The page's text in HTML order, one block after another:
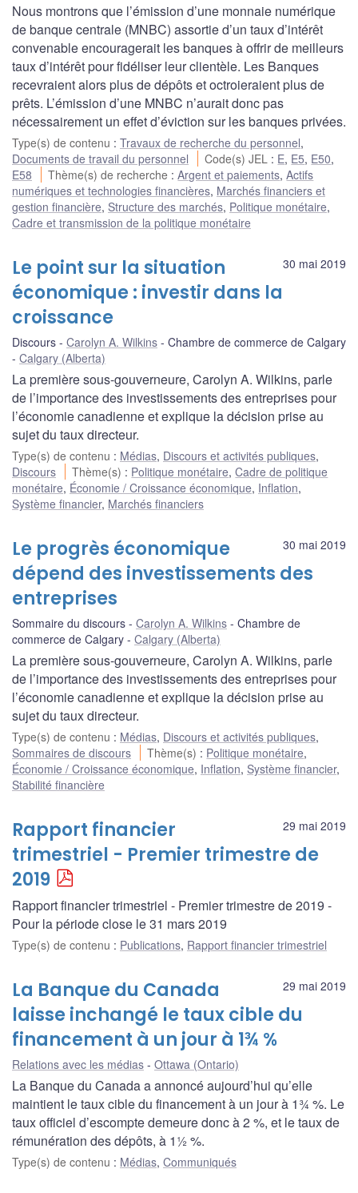
Nous montrons que l’émission d’une monnaie numérique
de banque centrale (MNBC) assortie d’un taux d’intérêt
convenable encouragerait les banques à offrir de meilleurs
taux d’intérêt pour fidéliser leur clientèle. Les Banques
recevraient alors plus de dépôts et octroieraient plus de
prêts. L’émission d’une MNBC n’aurait donc pas
nécessairement un effet d’éviction sur les banques privées.
Type(s) de contenu : Travaux de recherche du personnel,
Documents de travail du personnel
Code(s) JEL : E, E5, E50,
E58
Thème(s) de recherche :Argent et paiements,Actifs
numériques et technologies financières, Marchés financiers et
gestion financière, Structure des marchés, Politique monétaire,
Cadre et transmission de la politique monétaire
30 mai 2019
Le point sur la situation
économique : investir dans la
croissance
Discours Carolyn A. Wilkins
Chambre de commerce de Calgary
Calgary (Alberta)
La première sous-gouverneure, Carolyn A. Wilkins, parle
de l’importance des investissements des entreprises pour
l’économie canadienne et explique la décision prise au
sujet du taux directeur.
Type(s) de contenu : Médias, Discours et activités publiques,
Discours
Thème(s) : Politique monétaire,Cadre de politique
monétaire, Économie / Croissance économique, Inflation,
Système financier, Marchés financiers
30 mai 2019
Le progrès économique
dépend des investissements des
entreprises
Sommaire du discours Carolyn A. Wilkins
Chambre de
commerce de Calgary
Calgary (Alberta)
La première sous-gouverneure, Carolyn A. Wilkins, parle
de l’importance des investissements des entreprises pour
l’économie canadienne et explique la décision prise au
sujet du taux directeur.
Type(s) de contenu : Médias, Discours et activités publiques,
Sommaires de discours
Thème(s) : Politique monétaire,
Économie / Croissance économique, Inflation, Système financier,
Stabilité financière
29 mai 2019
Rapport financier
trimestriel - Premier trimestre de
2019
Rapport financier trimestriel - Premier trimestre de 2019 -
Pour la période close le 31 mars 2019
Type(s) de contenu : Publications, Rapport financier trimestriel
29 mai 2019
La Banque du Canada
laisse inchangé le taux cible du
financement à un jour à 1¾ %
Relations avec les médias Ottawa (Ontario)
La Banque du Canada a annoncé aujourd’hui qu’elle
maintient le taux cible du financement à un jour à 1¾ %. Le
taux officiel d’escompte demeure donc à 2 %, et le taux de
rémunération des dépôts, à 1½ %.
Type(s) de contenu : Médias, Communiqués